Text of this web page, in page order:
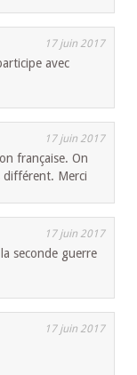
17 juin 2017
avec
17 juin 2017
française. On
différent. Merci
17 juin 2017
seconde guerre
17 juin 2017